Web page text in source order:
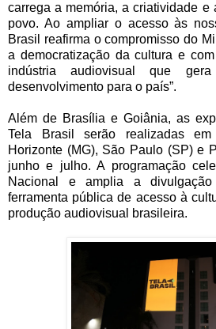
carrega a memória, a criatividade e
povo. Ao ampliar o acesso às
Brasil reafirma o compromisso do
a democratização da cultura e
indústria audiovisual que
desenvolvimento para o país”.
Além de Brasília e Goiânia, as
Tela Brasil serão realizadas
Horizonte (MG), São Paulo (SP) e
junho e julho. A programação
Nacional e amplia a
ferramenta pública de acesso à
produção audiovisual brasileira.